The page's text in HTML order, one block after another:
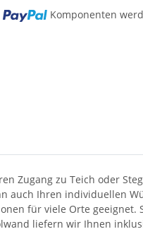
Komponenten
Zugang zu Teich oder
Ihren individuellen
für viele Orte geeignet.
liefern wir Ihnen